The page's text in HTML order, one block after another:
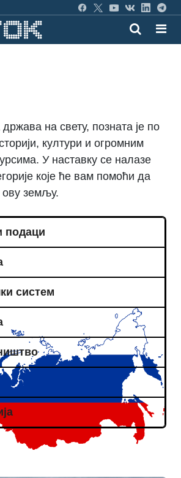
држава на свету, позната је по
култури и огромним
У наставку се налазе
које ће вам помоћи да
земљу.
подаци
систем